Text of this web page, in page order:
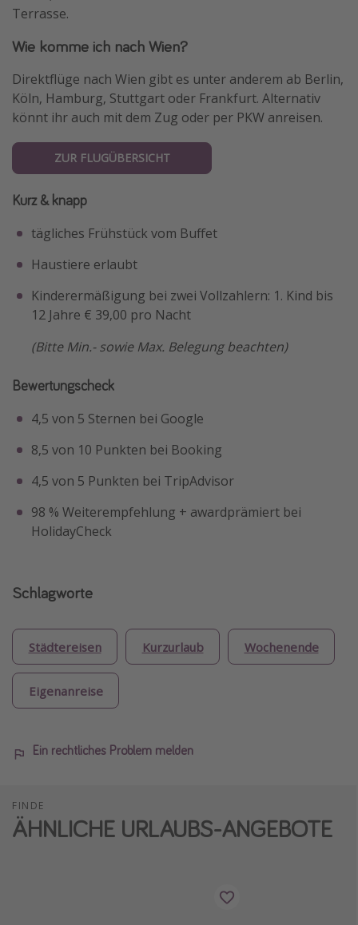
Terrasse.
Wie komme ich nach Wien?
Direktflüge nach Wien gibt es unter anderem ab Berlin,
Köln, Hamburg, Stuttgart oder Frankfurt. Alternativ
könnt ihr auch mit dem Zug oder per PKW anreisen.
ZUR FLUGÜBERSICHT
Kurz & knapp
tägliches Frühstück vom Buffet
Haustiere erlaubt
Kinderermäßigung bei zwei Vollzahlern: 1. Kind bis
12 Jahre € 39,00 pro Nacht
(Bitte Min.- sowie Max. Belegung beachten)
Bewertungscheck
4,5 von 5 Sternen bei Google
8,5 von 10 Punkten bei Booking
4,5 von 5 Punkten bei TripAdvisor
98 % Weiterempfehlung + awardprämiert bei
HolidayCheck
Schlagworte
Städtereisen Kurzurlaub Wochenende
Eigenanreise
Ein rechtliches Problem melden
FINDE
ÄHNLICHE URLAUBS-ANGEBOTE